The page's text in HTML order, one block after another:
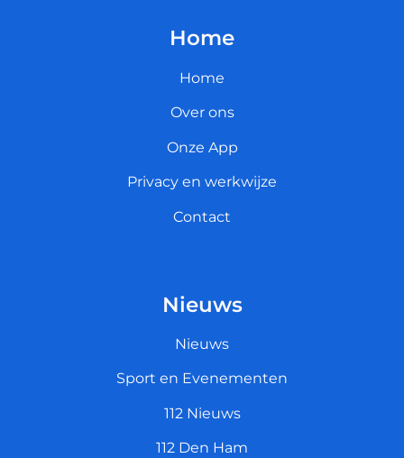
Home
Home
Over ons
Onze App
Privacy en werkwijze
Contact
Nieuws
Nieuws
Sport en Evenementen
112 Nieuws
112 Den Ham